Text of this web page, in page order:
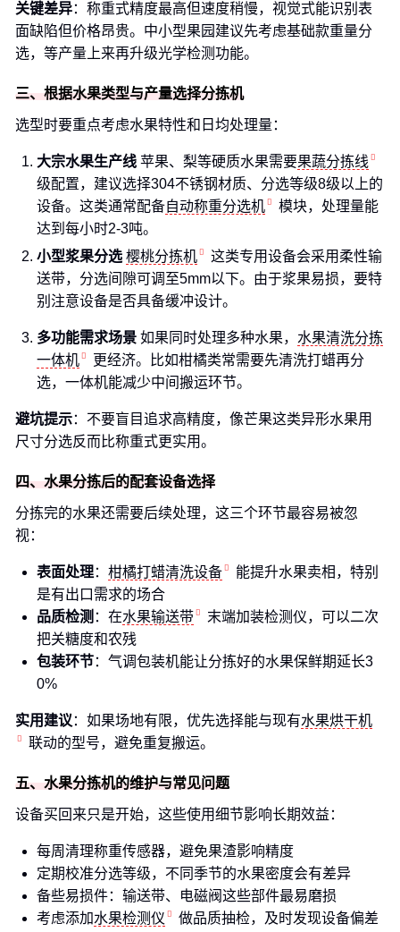
关键差异：称重式精度最高但速度稍慢，视觉式能识别表
面缺陷但价格昂贵。中小型果园建议先考虑基础款重量分
选，等产量上来再升级光学检测功能。
三、根据水果类型与产量选择分拣机
选型时要重点考虑水果特性和日均处理量：
大宗水果生产线 苹果、梨等硬质水果需要果蔬分拣线
级配置，建议选择304不锈钢材质、分选等级8级以上的
设备。这类通常配备自动称重分选机
模块，处理量能
达到每小时2-3吨。
小型浆果分选 樱桃分拣机
这类专用设备会采用柔性输
送带，分选间隙可调至5mm以下。由于浆果易损，要特
别注意设备是否具备缓冲设计。
多功能需求场景 如果同时处理多种水果， 水果清洗分拣
一体机
更经济。比如柑橘类常需要先清洗打蜡再分
选，一体机能减少中间搬运环节。
避坑提示：不要盲目追求高精度，像芒果这类异形水果用
尺寸分选反而比称重式更实用。
四、水果分拣后的配套设备选择
分拣完的水果还需要后续处理，这三个环节最容易被忽
视：
表面处理： 柑橘打蜡清洗设备
能提升水果卖相，特别
是有出口需求的场合
品质检测 ：在水果输送带
末端加装检测仪，可以二次
把关糖度和农残
包装环节：气调包装机能让分拣好的水果保鲜期延长3
0%
实用建议 ：如果场地有限，优先选择能与现有水果烘干机
联动的型号，避免重复搬运。
五、水果分拣机的维护与常见问题
设备买回来只是开始，这些使用细节影响长期效益：
每周清理称重传感器，避免果渣影响精度
定期校准分选等级，不同季节的水果密度会有差异
备些易损件：输送带、电磁阀这些部件最易磨损
考虑添加水果检测仪 做品质抽检，及时发现设备偏差